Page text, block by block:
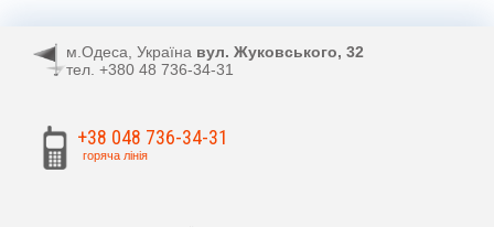
м.Одеса, Україна вул. Жуковського, 32
тел. +380 48 736-34-31
+38 048 736-34-31
горяча лінія